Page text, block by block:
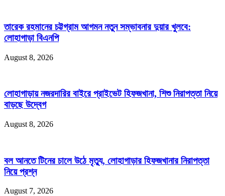
তারেক রহমানের চট্টগ্রাম আগমন নতুন সম্ভাবনার দুয়ার খুলবে:
লোহাগাড়া বিএনপি
August 8, 2026
লোহাগাড়ায় নজরদারির বাইরে প্রাইভেট হিফজখানা, শিশু নিরাপত্তা নিয়ে
বাড়ছে উদ্বেগ
August 8, 2026
বল আনতে টিনের চালে উঠে মৃত্যু, লোহাগাড়ার হিফজখানার নিরাপত্তা
নিয়ে প্রশ্ন
August 7, 2026